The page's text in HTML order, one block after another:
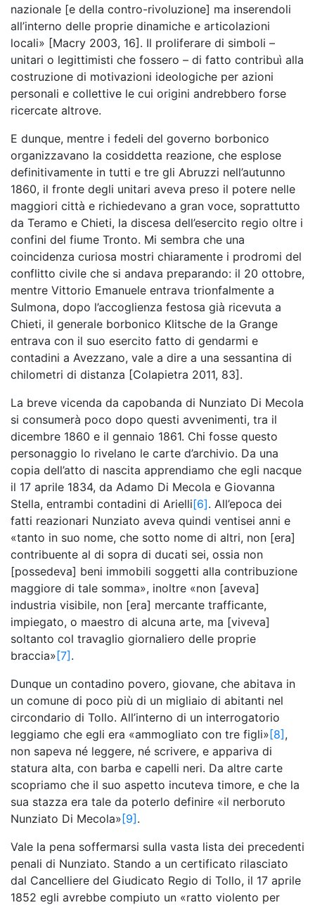
nazionale [e della contro-rivoluzione] ma inserendoli
all’interno delle proprie dinamiche e articolazioni
locali» [Macry 2003, 16]. Il proliferare di simboli –
unitari o legittimisti che fossero – di fatto contribuì alla
costruzione di motivazioni ideologiche per azioni
personali e collettive le cui origini andrebbero forse
ricercate altrove.
E dunque, mentre i fedeli del governo borbonico
organizzavano la cosiddetta reazione, che esplose
definitivamente in tutti e tre gli Abruzzi nell’autunno
1860, il fronte degli unitari aveva preso il potere nelle
maggiori città e richiedevano a gran voce, soprattutto
da Teramo e Chieti, la discesa dell’esercito regio oltre i
confini del fiume Tronto. Mi sembra che una
coincidenza curiosa mostri chiaramente i prodromi del
conflitto civile che si andava preparando: il 20 ottobre,
mentre Vittorio Emanuele entrava trionfalmente a
Sulmona, dopo l’accoglienza festosa già ricevuta a
Chieti, il generale borbonico Klitsche de la Grange
entrava con il suo esercito fatto di gendarmi e
contadini a Avezzano, vale a dire a una sessantina di
chilometri di distanza [Colapietra 2011, 83].
La breve vicenda da capobanda di Nunziato Di Mecola
si consumerà poco dopo questi avvenimenti, tra il
dicembre 1860 e il gennaio 1861. Chi fosse questo
personaggio lo rivelano le carte d’archivio. Da una
copia dell’atto di nascita apprendiamo che egli nacque
il 17 aprile 1834, da Adamo Di Mecola e Giovanna
Stella, entrambi contadini di Arielli[6]. All’epoca dei
fatti reazionari Nunziato aveva quindi ventisei anni e
«tanto in suo nome, che sotto nome di altri, non [era]
contribuente al di sopra di ducati sei, ossia non
[possedeva] beni immobili soggetti alla contribuzione
maggiore di tale somma», inoltre «non [aveva]
industria visibile, non [era] mercante trafficante,
impiegato, o maestro di alcuna arte, ma [viveva]
soltanto col travaglio giornaliero delle proprie
braccia» [7] .
Dunque un contadino povero, giovane, che abitava in
un comune di poco più di un migliaio di abitanti nel
circondario di Tollo. All’interno di un interrogatorio
leggiamo che egli era «ammogliato con tre figli» [8] ,
non sapeva né leggere, né scrivere, e appariva di
statura alta, con barba e capelli neri. Da altre carte
scopriamo che il suo aspetto incuteva timore, e che la
sua stazza era tale da poterlo definire «il nerboruto
Nunziato Di Mecola» [9] .
Vale la pena soffermarsi sulla vasta lista dei precedenti
penali di Nunziato. Stando a un certificato rilasciato
dal Cancelliere del Giudicato Regio di Tollo, il 17 aprile
1852 egli avrebbe compiuto un «ratto violento per